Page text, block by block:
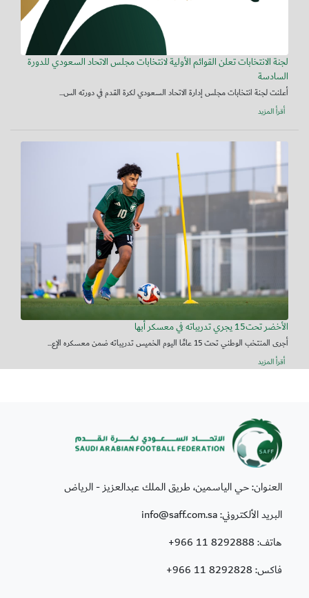
لجنة الانتخابات تعلن القوائم الأولية لانتخابات مجلس الاتحاد السعودي للدورة
السادسة
أعلنت لجنة انتخابات مجلس إدارة الاتحاد السعودي لكرة القدم في دورته الس...
أقرأ المزيد
الأخضر تحت15 يجري تدريباته في معسكر أبها
أجرى المنتخب الوطني تحت 15 عامًا اليوم الخميس تدريباته ضمن معسكره الإع...
أقرأ المزيد
العنوان: حي الياسمين، طريق الملك عبدالعزيز - الرياض
البريد الألكتروني: info@saff.com.sa
هاتف:+966 11 8292888
فاكس:+966 11 8292828